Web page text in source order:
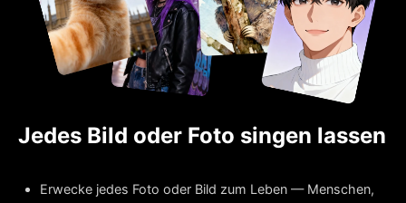
Jedes Bild oder Foto singen lassen
Erwecke jedes Foto oder Bild zum Leben — Menschen,